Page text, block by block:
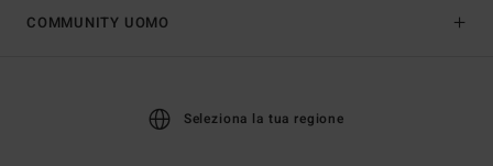
COMMUNITY UOMO
Seleziona la tua regione